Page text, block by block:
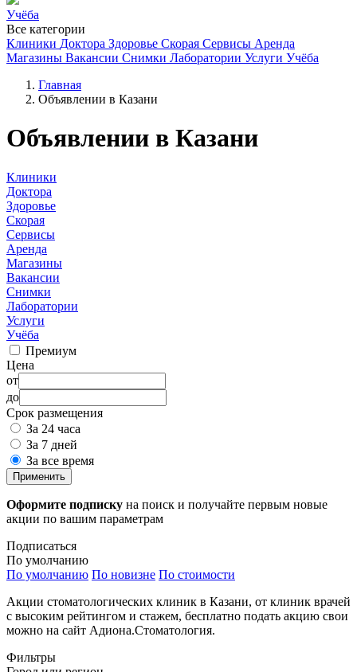
Учёба
Все категории
Клиники Доктора Здоровье Скорая Сервисы Аренда
Магазины Вакансии Снимки Лаборатории Услуги Учёба
Главная
Объявлении в Казани
Объявлении в Казани
Клиники
Доктора
Здоровье
Скорая
Сервисы
Аренда
Магазины
Вакансии
Снимки
Лаборатории
Услуги
Учёба
Премиум
Цена
от
до
Срок размещения
За 24 часа
За 7 дней
За все время
Применить
Оформите подписку на поиск и получайте первым новые
акции по вашим параметрам
Подписаться
По умолчанию
По умолчанию По новизне По стоимости
Акции стоматологических клиник в Казани, от клиник врачей
с высоким рейтингом и стажем, бесплатно подать акцию свои
можно на сайт Адиона.Стоматология.
Фильтры